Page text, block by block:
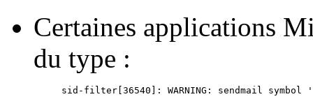
Certaines applications
du type :